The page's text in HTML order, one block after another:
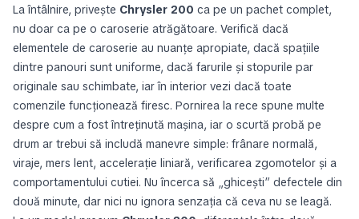
La întâlnire, privește Chrysler 200 ca pe un pachet complet,
nu doar ca pe o caroserie atrăgătoare. Verifică dacă
elementele de caroserie au nuanțe apropiate, dacă spațiile
dintre panouri sunt uniforme, dacă farurile și stopurile par
originale sau schimbate, iar în interior vezi dacă toate
comenzile funcționează firesc. Pornirea la rece spune multe
despre cum a fost întreținută mașina, iar o scurtă probă pe
drum ar trebui să includă manevre simple: frânare normală,
viraje, mers lent, accelerație liniară, verificarea zgomotelor și a
comportamentului cutiei. Nu încerca să „ghicești” defectele din
două minute, dar nici nu ignora senzația că ceva nu se leagă.